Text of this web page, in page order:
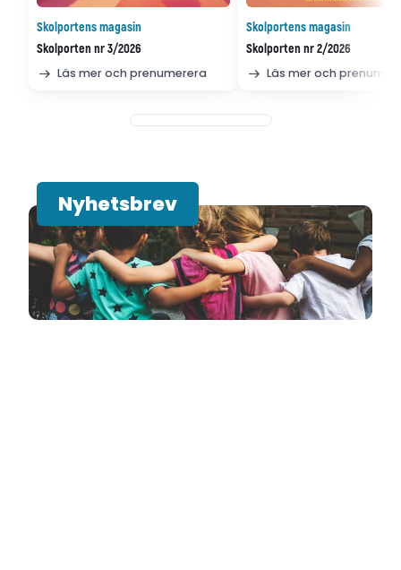
Skolportens magasin
Skolporten nr 3/2026
Läs mer och prenumerera
Skolportens magasin
Skolporten nr 2/2026
Läs mer och
Nyhetsbrev